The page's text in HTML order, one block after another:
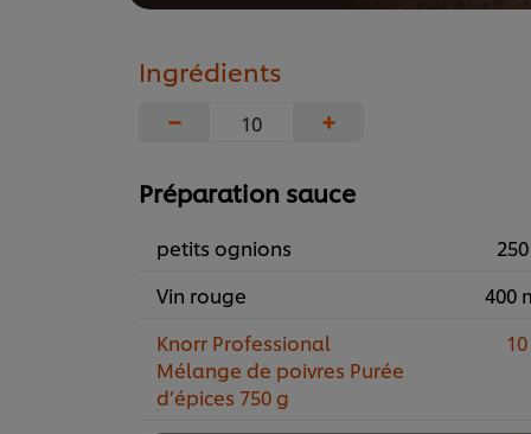
Ingrédients
−
+
Préparation sauce
petits ognions
Vin rouge
400
Knorr Professional
Mélange de poivres Purée
d’épices 750 g